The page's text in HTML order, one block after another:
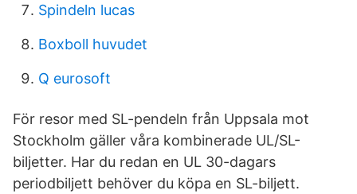
Spindeln lucas
Boxboll huvudet
Q eurosoft
För resor med SL-pendeln från Uppsala mot
Stockholm gäller våra kombinerade UL/SL-
biljetter. Har du redan en UL 30-dagars
periodbiljett behöver du köpa en SL-biljett.